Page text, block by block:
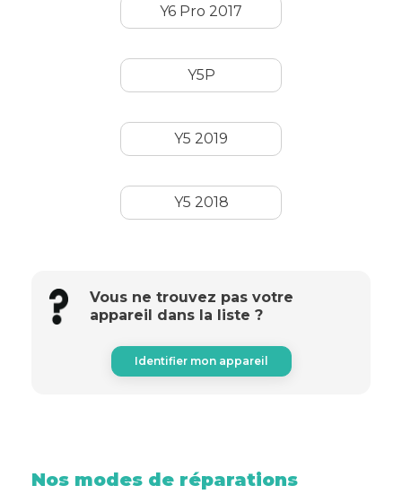
Y6 Pro 2017
Y5P
Y5 2019
Y5 2018
Vous ne trouvez pas votre
appareil dans la liste ?
Identifier mon appareil
Nos modes de réparations